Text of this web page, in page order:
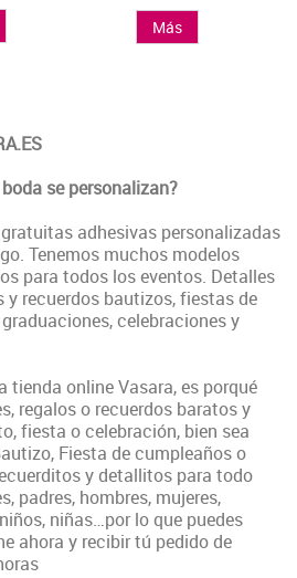
Más
se personalizan?
adhesivas personalizadas
Tenemos muchos modelos
para todos los eventos. Detalles
y recuerdos bautizos, fiestas de
celebraciones y
tienda online Vasara, es porqué
regalos o recuerdos baratos y
fiesta o celebración, bien sea
Fiesta de cumpleaños o
y detallitos para todo
padres, hombres, mujeres,
niñas…por lo que puedes
ahora y recibir tú pedido de